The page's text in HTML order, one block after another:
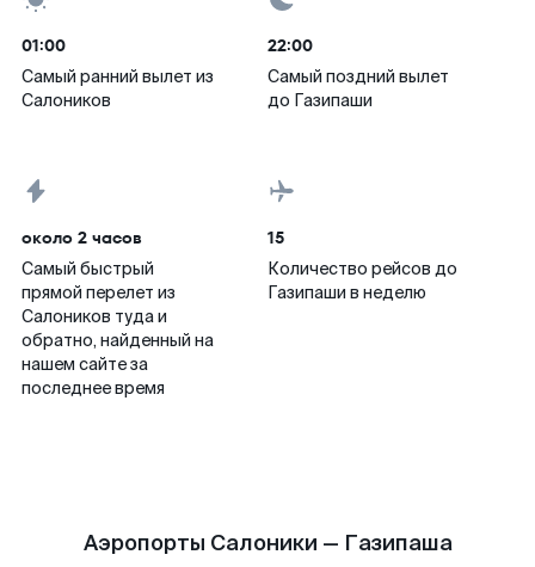
01:00
Самый ранний вылет из
Салоников
22:00
Самый поздний вылет
до Газипаши
около 2 часов
Самый быстрый
прямой перелет из
Салоников туда и
обратно, найденный на
нашем сайте за
последнее время
15
Количество рейсов до
Газипаши в неделю
Аэропорты Салоники — Газипаша